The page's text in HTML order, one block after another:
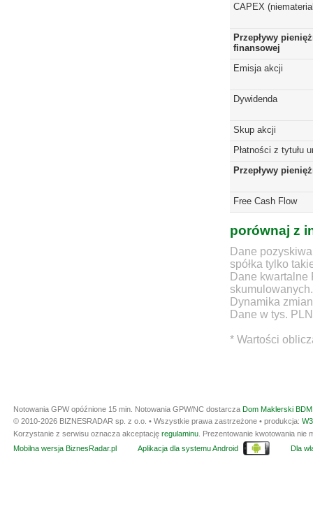
CAPEX
Przepływy
finansowej
Emisja akcji
Dywidenda
Skup akcji
Płatności z tytułu
Przepływy
Free Cash Flow
porównaj z
Dane
spółka tylko
Dane
skumulowanych.
Dynamika
Dane w tys. PLN
* Wartości
Notowania GPW opóźnione 15 min. Notowania GPW/NC dostarcza Dom Maklerski
© 2010-2026 BIZNESRADAR sp. z o.o. • Wszystkie prawa zastrzeżone • produkcja:
Korzystanie z serwisu oznacza akceptację regulaminu . Prezentowanie kwotowania
Mobilna wersja BiznesRadar.pl
Aplikacja dla systemu Android Dla